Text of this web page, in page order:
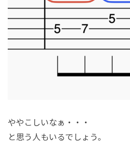
ややこしいなぁ・・・
と思う人もいるでしょう。